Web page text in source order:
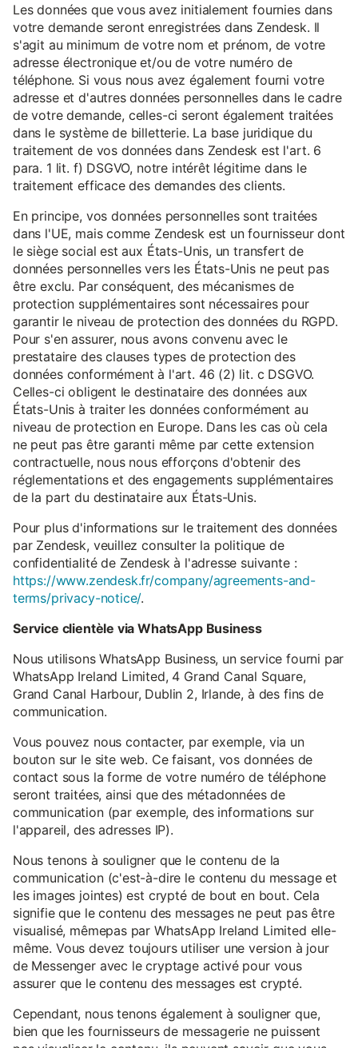
Les données que vous avez initialement fournies dans
votre demande seront enregistrées dans Zendesk. Il
s'agit au minimum de votre nom et prénom, de votre
adresse électronique et/ou de votre numéro de
téléphone. Si vous nous avez également fourni votre
adresse et d'autres données personnelles dans le cadre
de votre demande, celles-ci seront également traitées
dans le système de billetterie. La base juridique du
traitement de vos données dans Zendesk est l'art. 6
para. 1 lit. f) DSGVO, notre intérêt légitime dans le
traitement efficace des demandes des clients.
En principe, vos données personnelles sont traitées
dans l'UE, mais comme Zendesk est un fournisseur dont
le siège social est aux États-Unis, un transfert de
données personnelles vers les États-Unis ne peut pas
être exclu. Par conséquent, des mécanismes de
protection supplémentaires sont nécessaires pour
garantir le niveau de protection des données du RGPD.
Pour s'en assurer, nous avons convenu avec le
prestataire des clauses types de protection des
données conformément à l'art. 46 (2) lit. c DSGVO.
Celles-ci obligent le destinataire des données aux
États-Unis à traiter les données conformément au
niveau de protection en Europe. Dans les cas où cela
ne peut pas être garanti même par cette extension
contractuelle, nous nous efforçons d'obtenir des
réglementations et des engagements supplémentaires
de la part du destinataire aux États-Unis.
Pour plus d'informations sur le traitement des données
par Zendesk, veuillez consulter la politique de
confidentialité de Zendesk à l'adresse suivante :
https://www.zendesk.fr/company/agreements-and-
terms/privacy-notice/.
Service clientèle via WhatsApp Business
Nous utilisons WhatsApp Business, un service fourni par
WhatsApp Ireland Limited, 4 Grand Canal Square,
Grand Canal Harbour, Dublin 2, Irlande, à des fins de
communication.
Vous pouvez nous contacter, par exemple, via un
bouton sur le site web. Ce faisant, vos données de
contact sous la forme de votre numéro de téléphone
seront traitées, ainsi que des métadonnées de
communication (par exemple, des informations sur
l'appareil, des adresses IP).
Nous tenons à souligner que le contenu de la
communication (c'est-à-dire le contenu du message et
les images jointes) est crypté de bout en bout. Cela
signifie que le contenu des messages ne peut pas être
visualisé, mêmepas par WhatsApp Ireland Limited elle-
même. Vous devez toujours utiliser une version à jour
de Messenger avec le cryptage activé pour vous
assurer que le contenu des messages est crypté.
Cependant, nous tenons également à souligner que,
bien que les fournisseurs de messagerie ne puissent